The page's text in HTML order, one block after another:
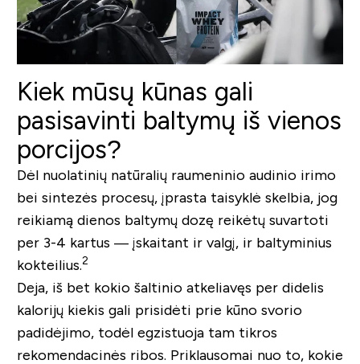
Kiek mūsų kūnas gali
pasisavinti baltymų iš vienos
porcijos?
Dėl nuolatinių natūralių raumeninio audinio irimo
bei sintezės procesų, įprasta taisyklė skelbia, jog
reikiamą dienos baltymų dozę reikėtų suvartoti
per 3-4 kartus — įskaitant ir valgį, ir baltyminius
kokteilius.2
Deja, iš bet kokio šaltinio atkeliavęs per didelis
kalorijų kiekis gali prisidėti prie kūno svorio
padidėjimo, todėl egzistuoja tam tikros
rekomendacinės ribos. Priklausomai nuo to, kokie